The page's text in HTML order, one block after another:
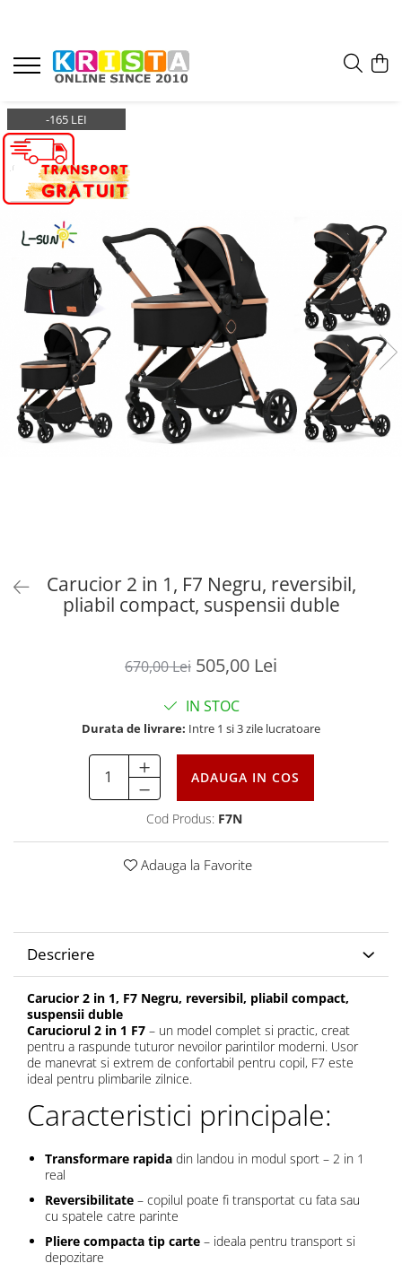
-165 LEI
Carucior 2 in 1, F7 Negru, reversibil,
pliabil compact, suspensii duble
670,00 Lei 505,00 Lei
IN STOC
Durata de livrare: Intre 1 si 3 zile lucratoare
ADAUGA IN COS
Cod Produs: F7N
Adauga la Favorite
Descriere
Carucior 2 in 1, F7 Negru, reversibil, pliabil compact,
suspensii duble
Caruciorul 2 in 1 F7 – un model complet si practic, creat
pentru a raspunde tuturor nevoilor parintilor moderni. Usor
de manevrat si extrem de confortabil pentru copil, F7 este
ideal pentru plimbarile zilnice.
Caracteristici principale:
Transformare rapida din landou in modul sport – 2 in 1
real
Reversibilitate – copilul poate fi transportat cu fata sau
cu spatele catre parinte
Pliere compacta tip carte – ideala pentru transport si
depozitare